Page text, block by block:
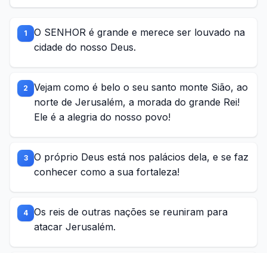
1
O SENHOR é grande e merece ser louvado na
cidade do nosso Deus.
2
Vejam como é belo o seu santo monte Sião, ao
norte de Jerusalém, a morada do grande Rei!
Ele é a alegria do nosso povo!
3
O próprio Deus está nos palácios dela, e se faz
conhecer como a sua fortaleza!
4
Os reis de outras nações se reuniram para
atacar Jerusalém.